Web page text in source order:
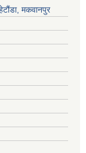
मकवानपुर